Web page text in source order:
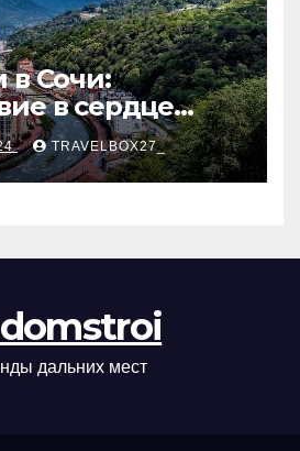
в Сочи:
в сердце
курорта
TRAVELBOX27_
дальних мест